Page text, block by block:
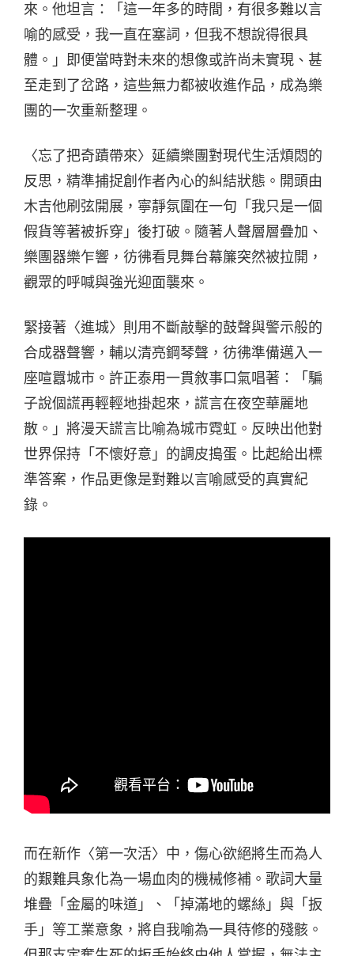
來。他坦言：「這一年多的時間，有很多難以言
喻的感受，我一直在塞詞，但我不想說得很具
體。」即便當時對未來的想像或許尚未實現、甚
至走到了岔路，這些無力都被收進作品，成為樂
團的一次重新整理。
〈忘了把奇蹟帶來〉 延續樂團對現代生活煩悶的
反思，精準捕捉創作者內心的糾結狀態。開頭由
木吉他刷弦開展，寧靜氛圍在一句「我只是一個
假貨等著被拆穿」後打破。隨著人聲層層疊加、
樂團器樂乍響，彷彿看見舞台幕簾突然被拉開，
觀眾的呼喊與強光迎面襲來。
緊接著〈進城〉則用不斷敲擊的鼓聲與警示般的
合成器聲響，輔以清亮鋼琴聲，彷彿準備邁入一
座喧囂城市。許正泰用一貫敘事口氣唱著：「騙
子說個謊再輕輕地掛起來，謊言在夜空華麗地
散。」將漫天謊言比喻為城市霓虹。反映出他對
世界保持「不懷好意」的調皮搗蛋。比起給出標
準答案，作品更像是對難以言喻感受的真實紀
錄。
而在新作〈第一次活〉中，傷心欲絕將生而為人
的艱難具象化為一場血肉的機械修補。歌詞大量
堆疊「金屬的味道」、「掉滿地的螺絲」與「扳
手」等工業意象，將自我喻為一具待修的殘骸。